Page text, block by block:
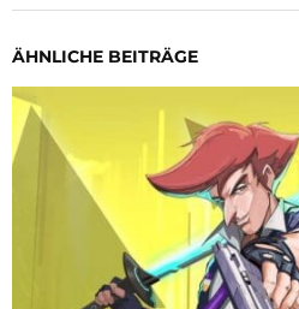
ÄHNLICHE BEITRÄGE